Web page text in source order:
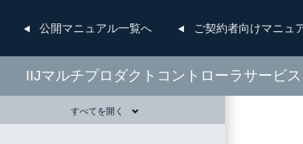
公開マニュアル一覧へ ご契約者向けマニュ
IIJマルチプロダクトコントローラサービ
すべてを開く